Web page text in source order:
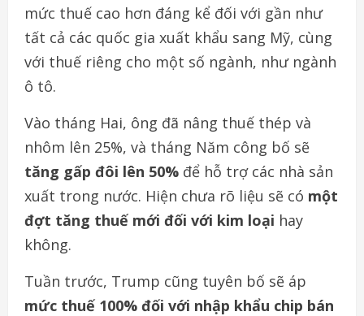
mức thuế cao hơn đáng kể đối với gần như
tất cả các quốc gia xuất khẩu sang Mỹ, cùng
với thuế riêng cho một số ngành, như ngành
ô tô.
Vào tháng Hai, ông đã nâng thuế thép và
nhôm lên 25%, và tháng Năm công bố sẽ
tăng gấp đôi lên 50% để hỗ trợ các nhà sản
xuất trong nước. Hiện chưa rõ liệu sẽ có một
đợt tăng thuế mới đối với kim loại hay
không.
Tuần trước, Trump cũng tuyên bố sẽ áp
mức thuế 100% đối với nhập khẩu chip bán